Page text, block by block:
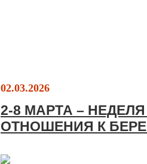
02.03.2026
2-8 МАРТА –
ОТНОШЕНИЯ К